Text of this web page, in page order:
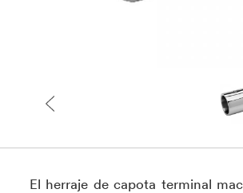
El herraje de capota terminal